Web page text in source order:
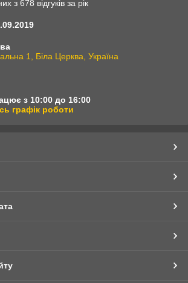
з 678 відгуків за рік
1, Біла Церква, Україна
з 10:00 до 16:00
графік роботи